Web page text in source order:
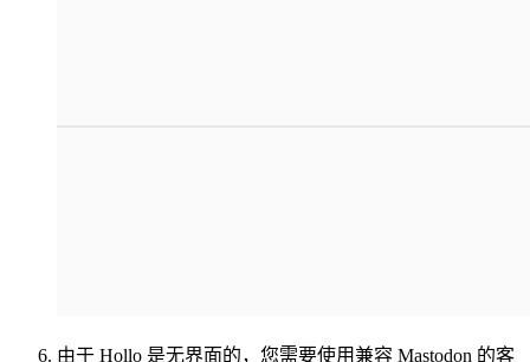
由于 Hollo 是无界面的，您需要使用兼容 Mastodon 的客